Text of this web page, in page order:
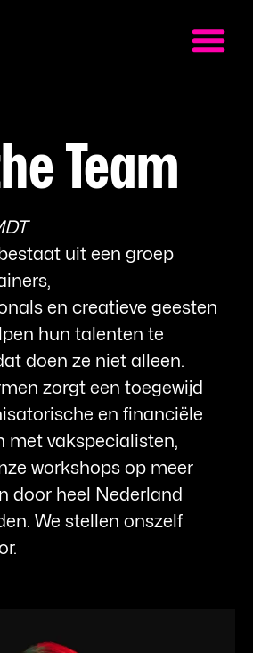
Team
uit een groep
en creatieve geesten
hun talenten te
doen ze niet alleen.
zorgt een toegewijd
en financiële
met vakspecialisten,
workshops op meer
door heel Nederland
We stellen onszelf
Merel